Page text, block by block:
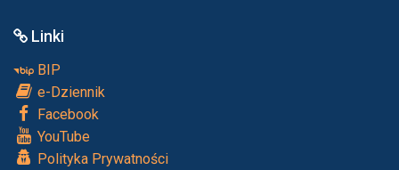
Linki
BIP
e-Dziennik
Facebook
YouTube
Polityka Prywatności